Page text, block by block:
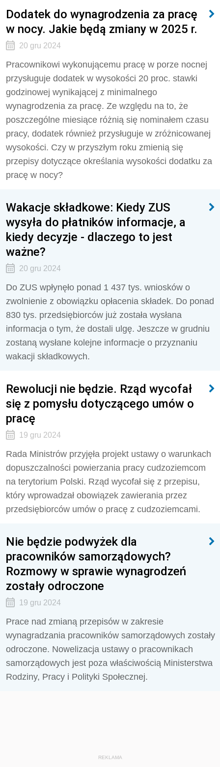
Dodatek do wynagrodzenia za pracę
w nocy. Jakie będą zmiany w 2025 r.
20 gru 2024
Pracownikowi wykonującemu pracę w porze nocnej
przysługuje dodatek w wysokości 20 proc. stawki
godzinowej wynikającej z minimalnego
wynagrodzenia za pracę. Ze względu na to, że
poszczególne miesiące różnią się nominałem czasu
pracy, dodatek również przysługuje w zróżnicowanej
wysokości. Czy w przyszłym roku zmienią się
przepisy dotyczące określania wysokości dodatku za
pracę w nocy?
Wakacje składkowe: Kiedy ZUS
wysyła do płatników informacje, a
kiedy decyzje - dlaczego to jest
ważne?
20 gru 2024
Do ZUS wpłynęło ponad 1 437 tys. wniosków o
zwolnienie z obowiązku opłacenia składek. Do ponad
830 tys. przedsiębiorców już została wysłana
informacja o tym, że dostali ulgę. Jeszcze w grudniu
zostaną wysłane kolejne informacje o przyznaniu
wakacji składkowych.
Rewolucji nie będzie. Rząd wycofał
się z pomysłu dotyczącego umów o
pracę
19 gru 2024
Rada Ministrów przyjęła projekt ustawy o warunkach
dopuszczalności powierzania pracy cudzoziemcom
na terytorium Polski. Rząd wycofał się z przepisu,
który wprowadzał obowiązek zawierania przez
przedsiębiorców umów o pracę z cudzoziemcami.
Nie będzie podwyżek dla
pracowników samorządowych?
Rozmowy w sprawie wynagrodzeń
zostały odroczone
19 gru 2024
Prace nad zmianą przepisów w zakresie
wynagradzania pracowników samorządowych zostały
odroczone. Nowelizacja ustawy o pracownikach
samorządowych jest poza właściwością Ministerstwa
Rodziny, Pracy i Polityki Społecznej.
REKLAMA